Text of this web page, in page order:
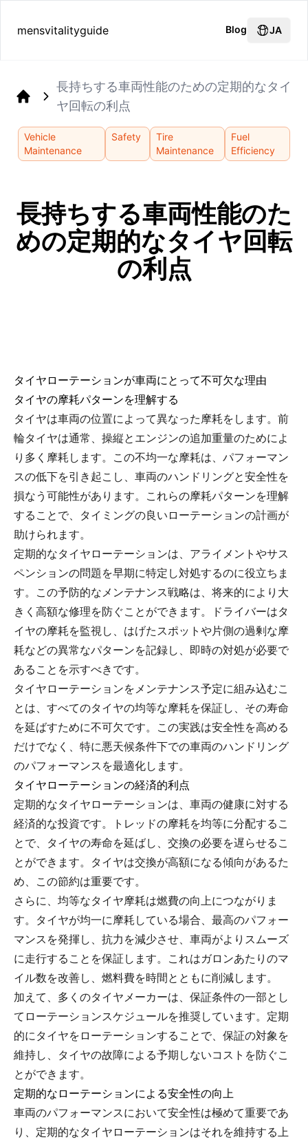
mensvitalityguide Blog JA
長持ちする車両性能のための定期的なタイ
ヤ回転の利点
Vehicle
Maintenance
Safety
Tire
Maintenance
Fuel
Efficiency
長持ちする車両性能のた
めの定期的なタイヤ回転
の利点
タイヤローテーションが車両にとって不可欠な理由
タイヤの摩耗パターンを理解する
タイヤは車両の位置によって異なった摩耗をします。前
輪タイヤは通常、操縦とエンジンの追加重量のためによ
り多く摩耗します。この不均一な摩耗は、パフォーマン
スの低下を引き起こし、車両のハンドリングと安全性を
損なう可能性があります。これらの摩耗パターンを理解
することで、タイミングの良いローテーションの計画が
助けられます。
定期的なタイヤローテーションは、アライメントやサス
ペンションの問題を早期に特定し対処するのに役立ちま
す。この予防的なメンテナンス戦略は、将来的により大
きく高額な修理を防ぐことができます。ドライバーはタ
イヤの摩耗を監視し、はげたスポットや片側の過剰な摩
耗などの異常なパターンを記録し、即時の対処が必要で
あることを示すべきです。
タイヤローテーションをメンテナンス予定に組み込むこ
とは、すべてのタイヤの均等な摩耗を保証し、その寿命
を延ばすために不可欠です。この実践は安全性を高める
だけでなく、特に悪天候条件下での車両のハンドリング
のパフォーマンスを最適化します。
タイヤローテーションの経済的利点
定期的なタイヤローテーションは、車両の健康に対する
経済的な投資です。トレッドの摩耗を均等に分配するこ
とで、タイヤの寿命を延ばし、交換の必要を遅らせるこ
とができます。タイヤは交換が高額になる傾向があるた
め、この節約は重要です。
さらに、均等なタイヤ摩耗は燃費の向上につながりま
す。タイヤが均一に摩耗している場合、最高のパフォー
マンスを発揮し、抗力を減少させ、車両がよりスムーズ
に走行することを保証します。これはガロンあたりのマ
イル数を改善し、燃料費を時間とともに削減します。
加えて、多くのタイヤメーカーは、保証条件の一部とし
てローテーションスケジュールを推奨しています。定期
的にタイヤをローテーションすることで、保証の対象を
維持し、タイヤの故障による予期しないコストを防ぐこ
とができます。
定期的なローテーションによる安全性の向上
車両のパフォーマンスにおいて安全性は極めて重要であ
り、定期的なタイヤローテーションはそれを維持する上